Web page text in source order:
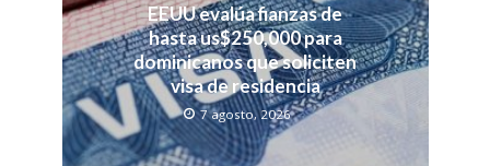
EEUU evalúa fianzas de
hasta us$250,000 para
dominicanos que soliciten
visa de residencia
7 agosto, 2026